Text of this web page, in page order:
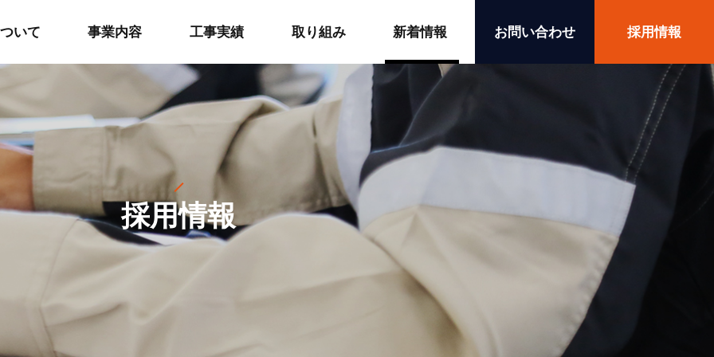
いて 事業内容 工事実績 取り組み 新着情報 お問い合わせ 採用情報
採用情報